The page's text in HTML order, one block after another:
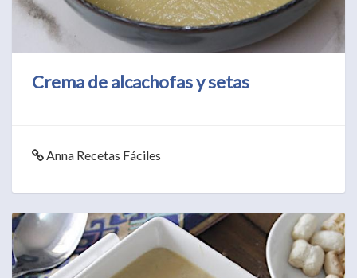
Crema de alcachofas y setas
Anna Recetas Fáciles